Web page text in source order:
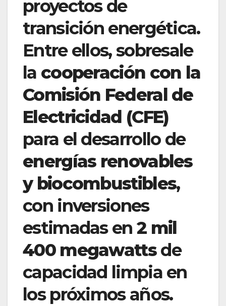
proyectos de
transición energética.
Entre ellos, sobresale
la cooperación con la
Comisión Federal de
Electricidad (CFE)
para el desarrollo de
energías renovables
y biocombustibles,
con inversiones
estimadas en 2 mil
400 megawattsde
capacidad limpia en
los próximos años.